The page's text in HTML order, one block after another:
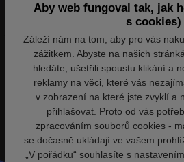
Aby web fungoval tak, jak
s cookies)
Záleží nám na tom, aby pro vás
zážitkem. Abyste na našich
hledáte, ušetřili spoustu klikání a
reklamy na věci, které vás
v zobrazení na které jste zvyklí a
přihlašovat. Proto od vás
zpracováním souborů cookies -
se dočasně ukládají ve vašem
„V pořádku“ souhlasíte s